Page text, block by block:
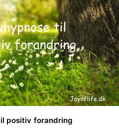
positiv forandring